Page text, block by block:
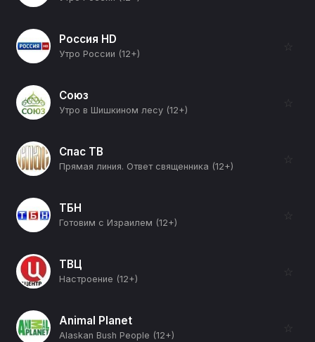
Россия HD
Утро России (12+)
☆
Союз
Утро в Шишкином лесу (12+)
☆
Спас ТВ
Прямая линия. Ответ священника (12+)
☆
ТБН
Готовим с Израилем (12+)
☆
ТВЦ
Настроение (12+)
☆
Animal Planet
Alaskan Bush People (12+)
☆